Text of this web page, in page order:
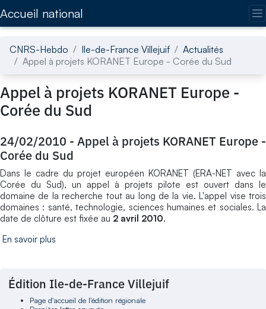
Accueil national
CNRS-Hebdo Ile-de-France Villejuif
Actualités
Appel à projets KORANET Europe - Corée du Sud
Appel à projets KORANET Europe -
Corée du Sud
24/02/2010 - Appel à projets KORANET Europe -
Corée du Sud
Dans le cadre du projet européen KORANET (ERA-NET avec la
Corée du Sud), un appel à projets pilote est ouvert dans le
domaine de la recherche tout au long de la vie. L'appel vise trois
domaines : santé, technologie, sciences humaines et sociales. La
date de clôture est fixée au 2 avril 2010.
En savoir plus
Édition Ile-de-France Villejuif
Page d'accueil de l'édition régionale